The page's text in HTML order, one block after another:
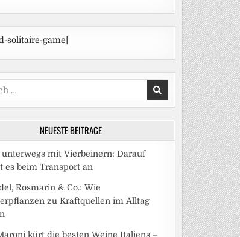
solitaire-game]
NEUESTE BEITRÄGE
unterwegs mit Vierbeinern: Darauf
es beim Transport an
Rosmarin & Co.: Wie
zu Kraftquellen im Alltag
kürt die besten Weine Italiens –